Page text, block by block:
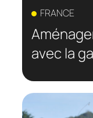
FRANCE
avec la